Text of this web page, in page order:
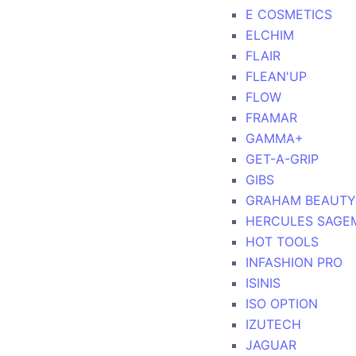
E COSMETICS
ELCHIM
FLAIR
FLEAN'UP
FLOW
FRAMAR
GAMMA+
GET-A-GRIP
GIBS
GRAHAM BEAUTY
HERCULES
HOT TOOLS
INFASHION PRO
ISINIS
ISO OPTION
IZUTECH
JAGUAR